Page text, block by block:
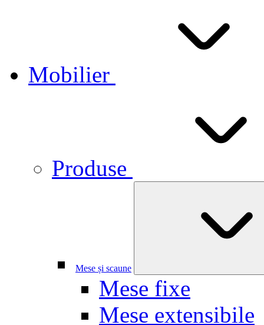
Mobilier
Produse
Mese și scaune
Mese fixe
Mese extensibile